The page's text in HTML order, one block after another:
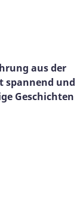
aus der
spannend und
Geschichten